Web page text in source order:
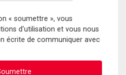
« soumettre », vous
d'utilisation et vous nous
écrite de communiquer avec